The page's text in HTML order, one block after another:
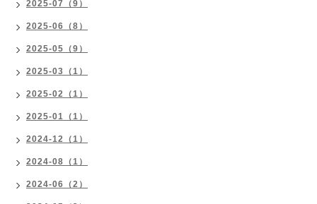
2025-07（9）
2025-06（8）
2025-05（9）
2025-03（1）
2025-02（1）
2025-01（1）
2024-12（1）
2024-08（1）
2024-06（2）